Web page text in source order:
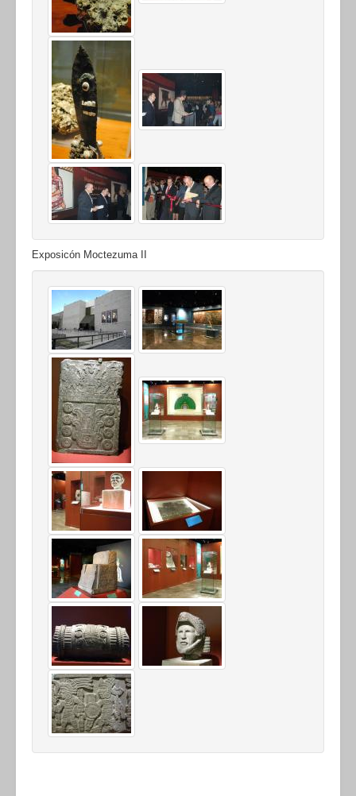
Exposicón Moctezuma II